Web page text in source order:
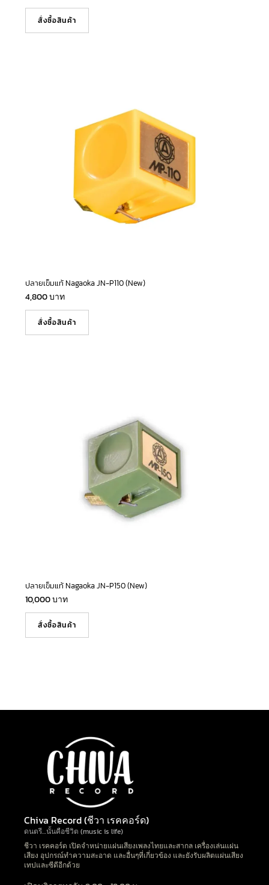
สั่งซื้อสินค้า
ปลายเข็มแท้ Nagaoka JN-P110 (New)
4,800บาท
สั่งซื้อสินค้า
ปลายเข็มแท้ Nagaoka JN-P150 (New)
10,000บาท
สั่งซื้อสินค้า
Chiva Record (ชีวา เรคคอร์ด)
ดนตรี…นั้นคือชีวิต (music is life)
ชีวา เรคคอร์ด เปิดจำหน่ายแผ่นเสียงเพลงไทยและสากล เครื่องเล่นแผ่น
เสียง อุปกรณ์ทำความสะอาด และอื่นๆที่เกี่ยวข้อง และยังรับผลิตแผ่นเสียง
เทปและซีดีอีกด้วย